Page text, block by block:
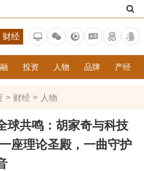
财经
投资 人物 品牌 产经
> 财经> 人物
球共鸣：胡家奇与科技
座理论圣殿，一曲守护